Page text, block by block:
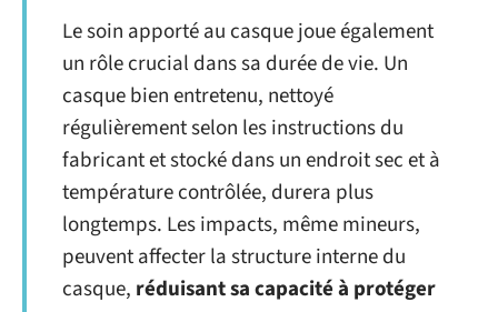
Le soin apporté au casque joue également
un rôle crucial dans sa durée de vie. Un
casque bien entretenu, nettoyé
régulièrement selon les instructions du
fabricant et stocké dans un endroit sec et à
température contrôlée, durera plus
longtemps. Les impacts, même mineurs,
peuvent affecter la structure interne du
casque, réduisant sa capacité à protéger